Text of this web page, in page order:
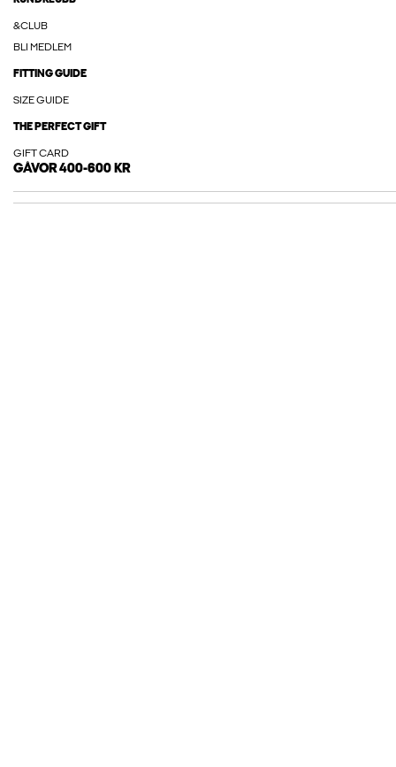
&CLUB
BLI MEDLEM
FITTING GUIDE
SIZE GUIDE
THE PERFECT GIFT
GIFT CARD
GÅVOR 400-600 KR